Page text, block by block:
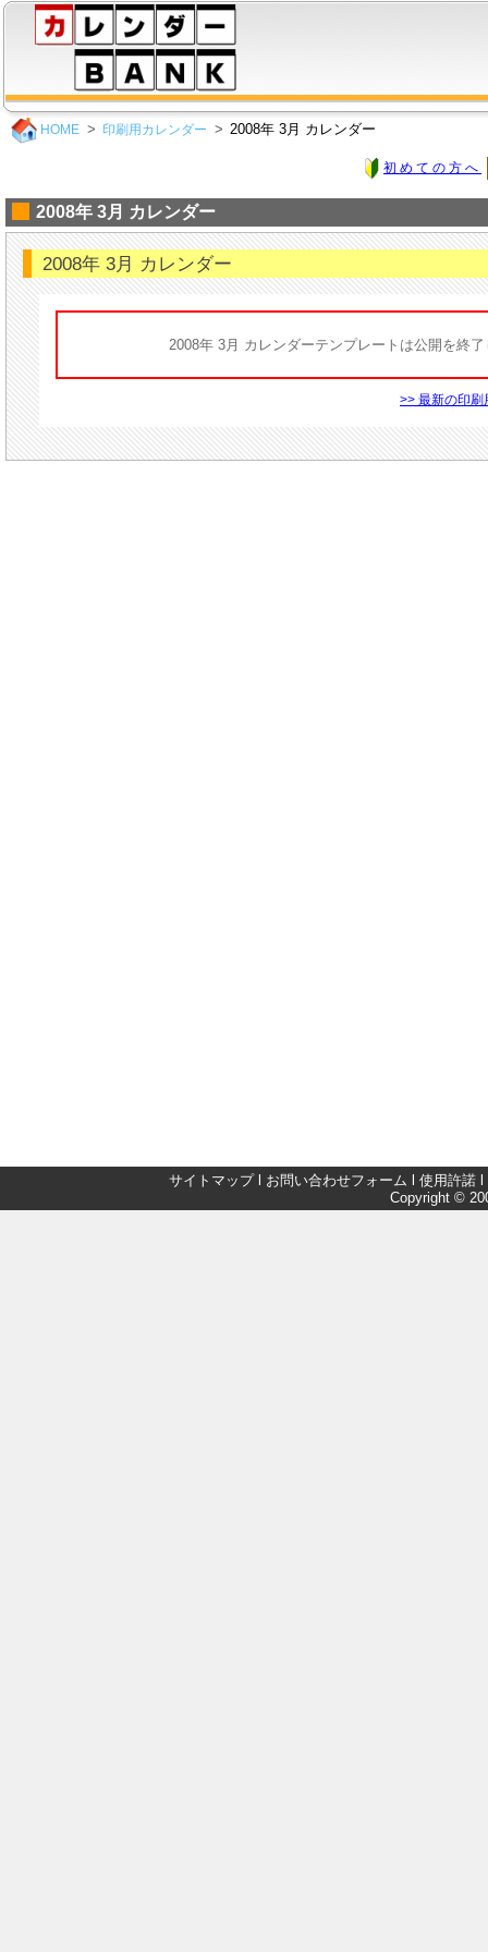
HOME 印刷用カレンダー 2008年 3月 カレンダー
初めての方へ
2008年 3月 カレンダー
2008年 3月 カレンダー
2008年 3月 カレンダーテンプレートは公開を終
>> 最新の印刷
サイトマップl お問い合わせフォーム 使用許諾
Copyright ©